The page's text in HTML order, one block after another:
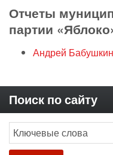
Отчеты
партии
Андрей Бабушкин
Поиск по сайту
Search